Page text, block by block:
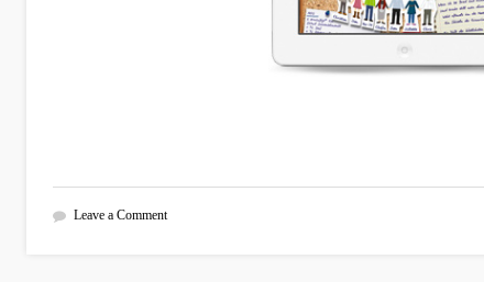
Leave a Comment